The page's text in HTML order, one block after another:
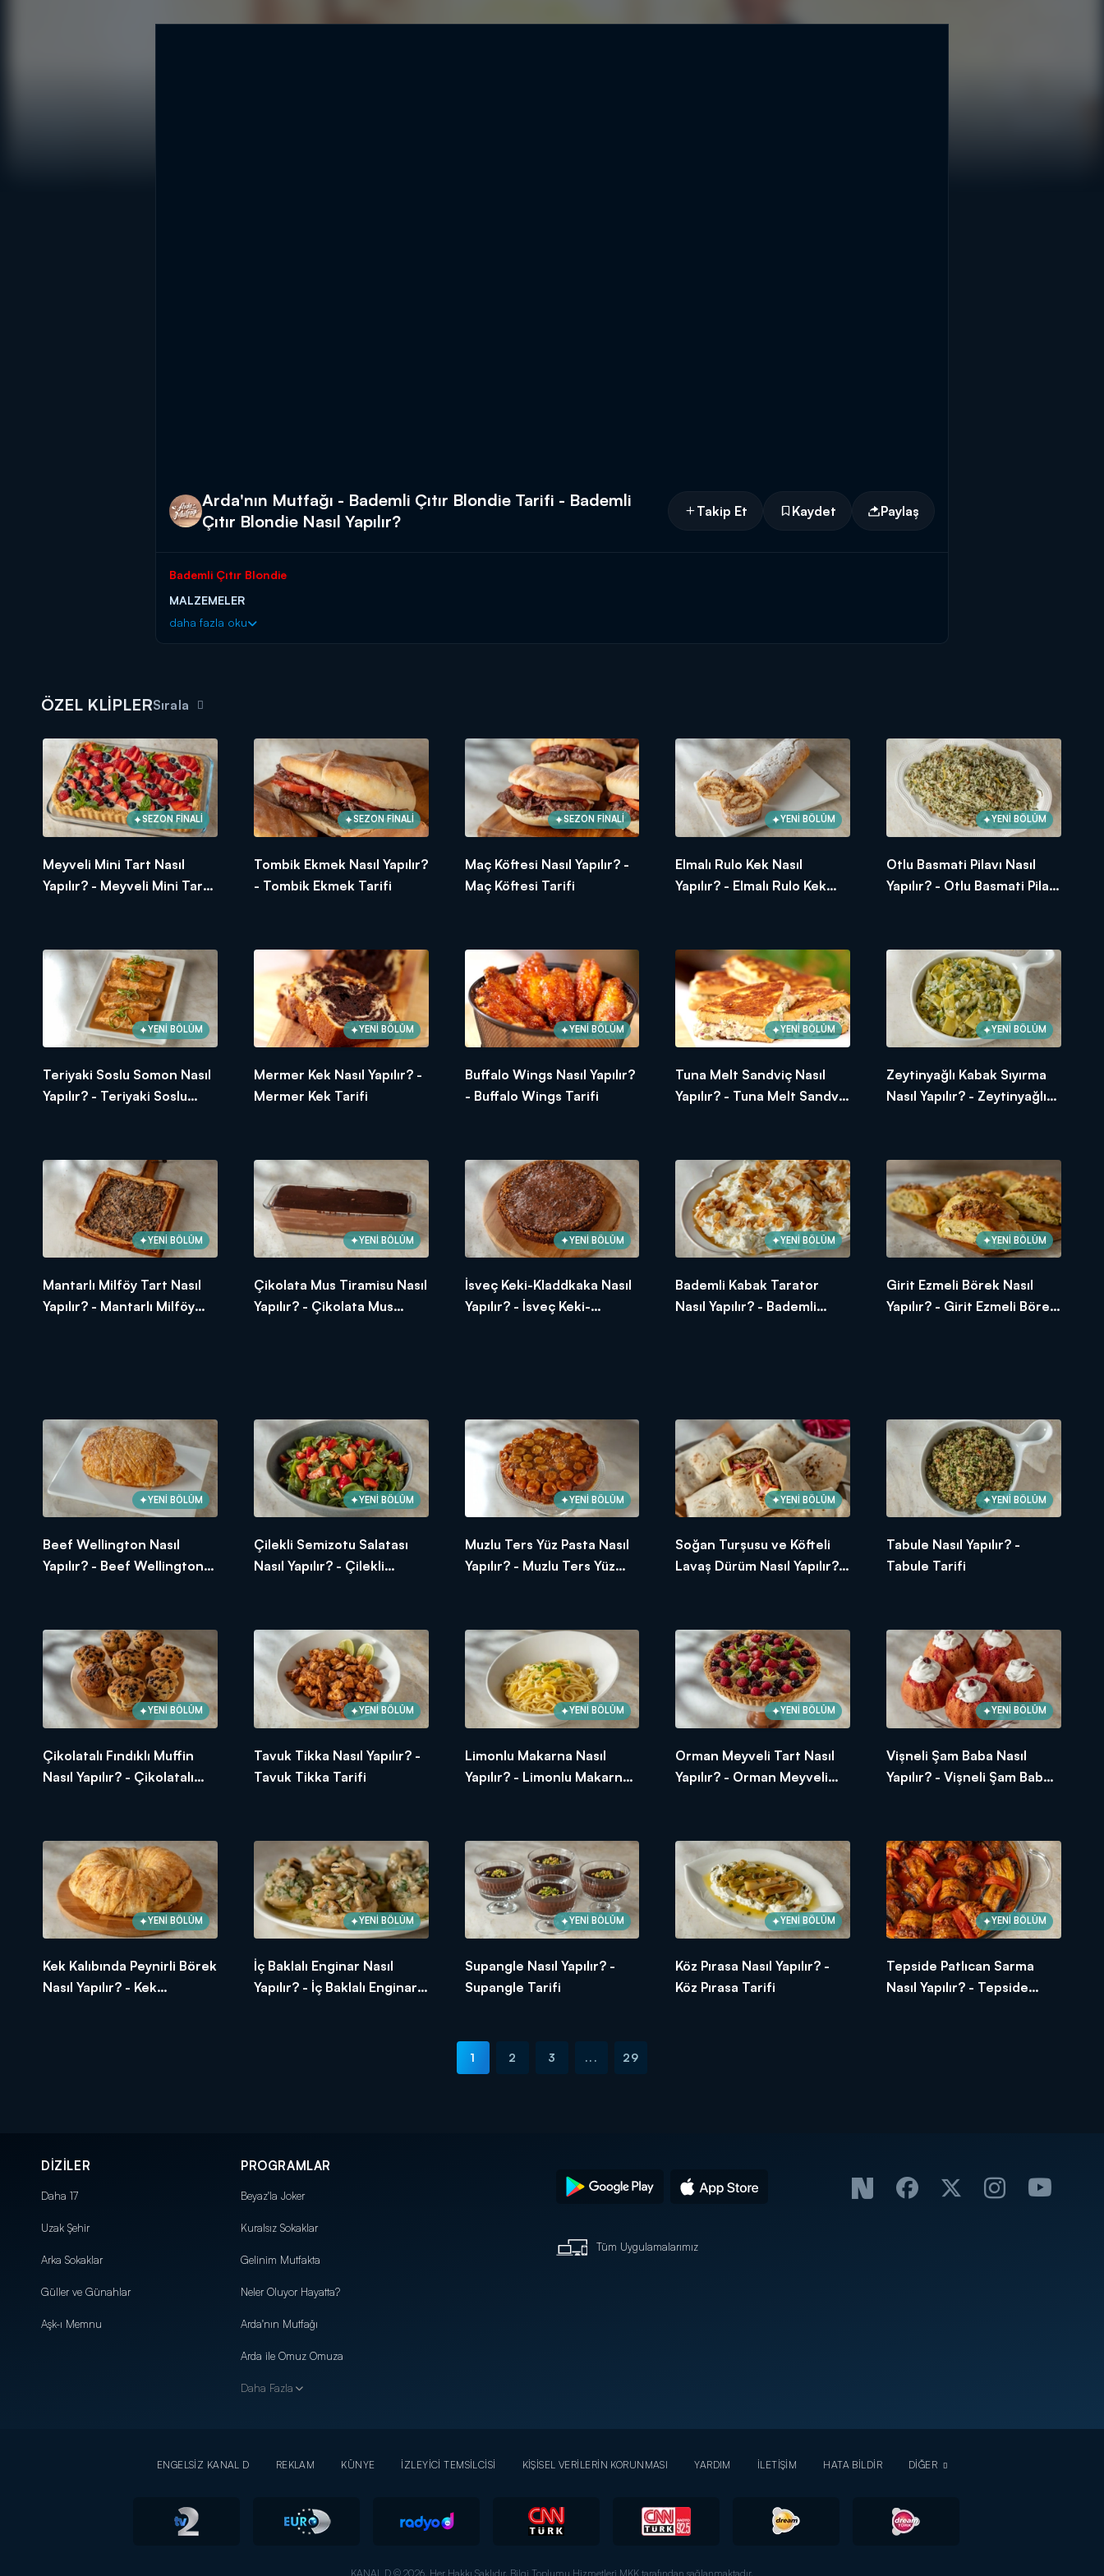
Arda'nın Mutfağı - Bademli Çıtır Blondie Tarifi - Bademli
Çıtır Blondie Nasıl Yapılır?
Takip Et Kaydet Paylaş
Bademli Çıtır Blondie
MALZEMELER
Tabanı için;
220 gr tereyağı
100 gr toz şeker
2 büyük boy yumurta
1 tutam tuz
200 gr un
1 paket vanilya
100 gr file badem
60 gr oda sıcaklığında tereyağı
65 gr toz şeker
1 tutam tuz
Üzeri için;
File badem
Arda'nın Mutfağı'nda neler mi var? Mevsiminde ürünler, ustasından lezzetler ve tabi ki Arda'nın dokunuşları! Arda'nın Mutfağı
hayatınıza, mutfağınıza lezzet katmaya devam ediyor!
daha fazla oku
ÖZEL KLİPLERSırala
SEZON FİNALİ
Meyveli Mini Tart Nasıl
Yapılır? - Meyveli Mini Tart
SEZON FİNALİ
Tombik Ekmek Nasıl Yapılır?
- Tombik Ekmek Tarifi
SEZON FİNALİ
Maç Köftesi Nasıl Yapılır? -
Maç Köftesi Tarifi
YENİ BÖLÜM
Elmalı Rulo Kek Nasıl
Yapılır? - Elmalı Rulo Kek
YENİ BÖLÜM
Otlu Basmati Pilavı Nasıl
Yapılır? - Otlu Basmati Pilavı
YENİ BÖLÜM
Teriyaki Soslu Somon Nasıl
Yapılır? - Teriyaki Soslu
YENİ BÖLÜM
Mermer Kek Nasıl Yapılır? -
Mermer Kek Tarifi
YENİ BÖLÜM
Buffalo Wings Nasıl Yapılır?
- Buffalo Wings Tarifi
YENİ BÖLÜM
Tuna Melt Sandviç Nasıl
Yapılır? - Tuna Melt Sandviç
YENİ BÖLÜM
Zeytinyağlı Kabak Sıyırma
Nasıl Yapılır? - Zeytinyağlı
YENİ BÖLÜM
Mantarlı Milföy Tart Nasıl
Yapılır? - Mantarlı Milföy
YENİ BÖLÜM
Çikolata Mus Tiramisu Nasıl
Yapılır? - Çikolata Mus
YENİ BÖLÜM
İsveç Keki-Kladdkaka Nasıl
Yapılır? - İsveç Keki-
YENİ BÖLÜM
Bademli Kabak Tarator
Nasıl Yapılır? - Bademli
YENİ BÖLÜM
Girit Ezmeli Börek Nasıl
Yapılır? - Girit Ezmeli Börek
YENİ BÖLÜM
Beef Wellington Nasıl
Yapılır? - Beef Wellington
YENİ BÖLÜM
Çilekli Semizotu Salatası
Nasıl Yapılır? - Çilekli
YENİ BÖLÜM
Muzlu Ters Yüz Pasta Nasıl
Yapılır? - Muzlu Ters Yüz
YENİ BÖLÜM
Soğan Turşusu ve Köfteli
Lavaş Dürüm Nasıl Yapılır? -
YENİ BÖLÜM
Tabule Nasıl Yapılır? -
Tabule Tarifi
YENİ BÖLÜM
Çikolatalı Fındıklı Muffin
Nasıl Yapılır? - Çikolatalı
YENİ BÖLÜM
Tavuk Tikka Nasıl Yapılır? -
Tavuk Tikka Tarifi
YENİ BÖLÜM
Limonlu Makarna Nasıl
Yapılır? - Limonlu Makarna
YENİ BÖLÜM
Orman Meyveli Tart Nasıl
Yapılır? - Orman Meyveli
YENİ BÖLÜM
Vişneli Şam Baba Nasıl
Yapılır? - Vişneli Şam Baba
YENİ BÖLÜM
Kek Kalıbında Peynirli Börek
Nasıl Yapılır? - Kek
YENİ BÖLÜM
İç Baklalı Enginar Nasıl
Yapılır? - İç Baklalı Enginar
YENİ BÖLÜM
Supangle Nasıl Yapılır? -
Supangle Tarifi
YENİ BÖLÜM
Köz Pırasa Nasıl Yapılır? -
Köz Pırasa Tarifi
YENİ BÖLÜM
Tepside Patlıcan Sarma
Nasıl Yapılır? - Tepside
1 2 3 ... 29
DİZİLER
Daha 17
Uzak Şehir
Arka Sokaklar
Güller ve Günahlar
Aşk-ı Memnu
PROGRAMLAR
Beyaz'la Joker
Kuralsız Sokaklar
Gelinim Mutfakta
Neler Oluyor Hayatta?
Arda'nın Mutfağı
Arda ile Omuz Omuza
Daha Fazla
Tüm Uygulamalarımız
ENGELSİZ KANAL D REKLAM KÜNYE İZLEYİCİ TEMSİLCİSİ KİŞİSEL VERİLERİN KORUNMASI YARDIM İLETİŞİM HATA BİLDİR DİĞER
KANAL D © 2026. Her Hakkı Saklıdır. Bilgi Toplumu Hizmetleri MKK tarafından sağlanmaktadır.